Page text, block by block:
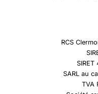
RCS
SIRET
SARL au
TVA